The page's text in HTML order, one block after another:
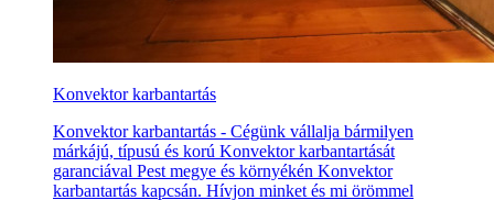
Konvektor karbantartás
Konvektor karbantartás - Cégünk vállalja bármilyen
márkájú, típusú és korú Konvektor karbantartását
garanciával Pest megye és környékén Konvektor
karbantartás kapcsán. Hívjon minket és mi örömmel